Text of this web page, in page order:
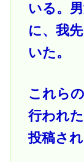
いる。
に、我
いた。
これら
行われ
投稿され